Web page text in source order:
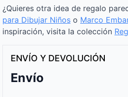
¿Quieres otra idea de regalo
para Dibujar Niños o Marco
inspiración, visita la colección
ENVÍO Y DEVOLUCIÓN
Envío